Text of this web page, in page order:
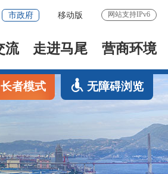
市政府 移动版 网站支持IPv6
流 走进马尾 营商环境
长者模式 无障碍浏览